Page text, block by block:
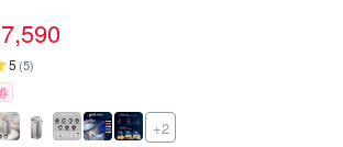
7,590
5 (5)
+2